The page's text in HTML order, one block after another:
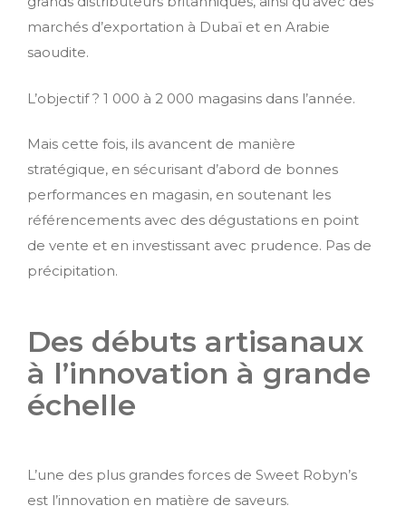
marchés d’exportation à Dubaï et en Arabie
saoudite.
L’objectif ? 1 000 à 2 000 magasins dans l’année.
Mais cette fois, ils avancent de manière
stratégique, en sécurisant d’abord de bonnes
performances en magasin, en soutenant les
référencements avec des dégustations en point
de vente et en investissant avec prudence. Pas de
précipitation.
Des débuts artisanaux
à l’innovation à grande
échelle
L’une des plus grandes forces de Sweet Robyn’s
est l’innovation en matière de saveurs.